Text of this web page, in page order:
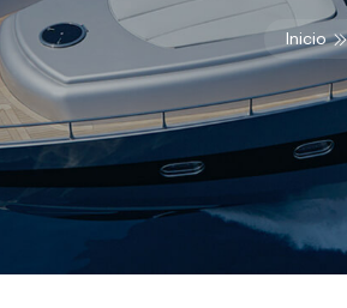
Inicio